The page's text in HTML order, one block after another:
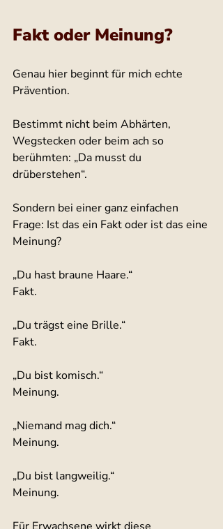
Fakt oder Meinung?
Genau hier beginnt für mich echte
Prävention.
Bestimmt nicht beim Abhärten,
Wegstecken oder beim ach so
berühmten: „Da musst du
drüberstehen“.
Sondern bei einer ganz einfachen
Frage: Ist das ein Fakt oder ist das eine
Meinung?
„Du hast braune Haare.“
Fakt.
„Du trägst eine Brille.“
Fakt.
„Du bist komisch.“
Meinung.
„Niemand mag dich.“
Meinung.
„Du bist langweilig.“
Meinung.